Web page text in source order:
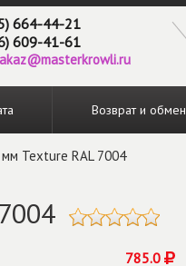
664-44-21
609-41-61
Возврат и обмен
Texture RAL 7004
785.0